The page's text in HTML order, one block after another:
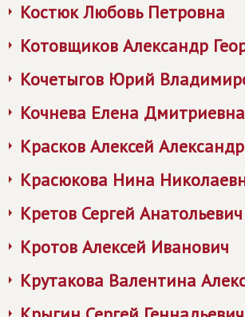
Костюк Любовь Петровна
Котовщиков Александр
Кочетыгов Юрий
Кочнева Елена Дмитриевна
Красков Алексей
Красюкова Нина
Кретов Сергей Анатольевич
Кротов Алексей Иванович
Крутакова Валентина